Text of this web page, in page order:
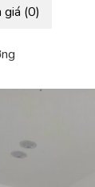
giá (0)